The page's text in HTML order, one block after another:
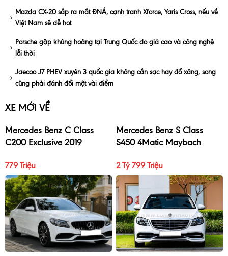
Mazda CX-20 sắp ra mắt ĐNÁ, cạnh tranh Xforce, Yaris Cross, nếu về
Việt Nam sẽ dễ hot
Porsche gặp khủng hoảng tại Trung Quốc do giá cao và công nghệ
lỗi thời
Jaecoo J7 PHEV xuyên 3 quốc gia không cần sạc hay đổ xăng, song
cũng phải đánh đổi một vài điểm
XE MỚI VỀ
Mercedes Benz C Class
C200 Exclusive 2019
779 Triệu
Mercedes Benz S Class
S450 4Matic Maybach
2 Tỷ 799 Triệu